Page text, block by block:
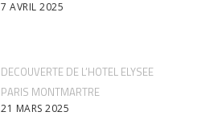
7 AVRIL 2025
DECOUVERTE DE L’HOTEL ELYSEE
PARIS MONTMARTRE
21 MARS 2025